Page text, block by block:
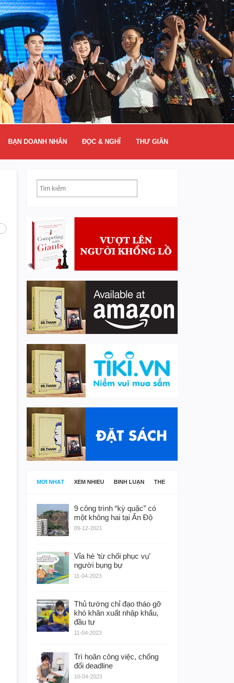
BẠN DOANH NHÂN ĐỌC & NGHĨ THƯ GIÃN
MỚI NHẤT XEM NHIỀU BÌNH LUẬN THẺ
9 công trình “kỳ quặc” có
một không hai tại Ấn Độ
09-12-2021
Vỉa hè ‘từ chối phục vụ’
người bụng bự
11-04-2023
Thủ tướng chỉ đạo tháo gỡ
khó khăn xuất nhập khẩu,
đầu tư
11-04-2023
Trì hoãn công việc, chống
đối deadline
10-04-2023